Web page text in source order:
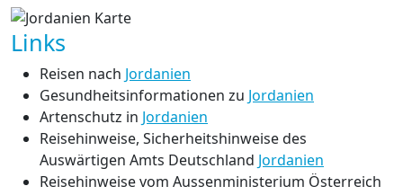
Links
Reisen nach Jordanien
Gesundheitsinformationen zu Jordanien
Artenschutz in Jordanien
Reisehinweise, Sicherheitshinweise des
Auswärtigen Amts Deutschland Jordanien
Reisehinweise vom Aussenministerium Österreich